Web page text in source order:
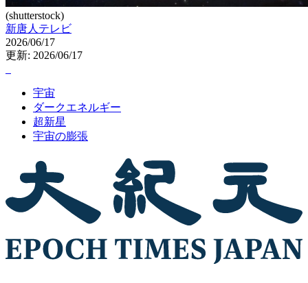
(shutterstock)
新唐人テレビ
2026/06/17
更新: 2026/06/17
宇宙
ダークエネルギー
超新星
宇宙の膨張